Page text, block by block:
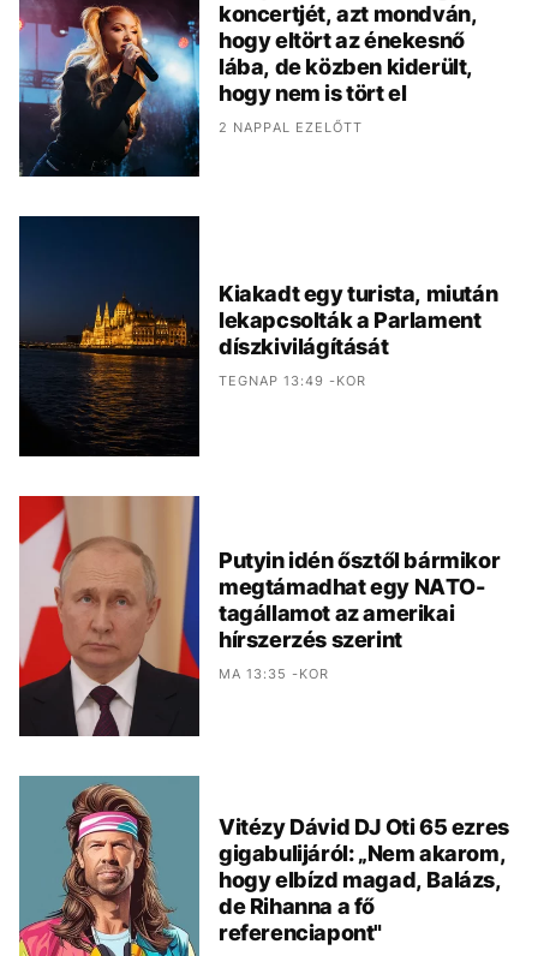
koncertjét, azt mondván,
hogy eltört az énekesnő
lába, de közben kiderült,
hogy nem is tört el
2 NAPPAL EZELŐTT
Kiakadt egy turista, miután
lekapcsolták a Parlament
díszkivilágítását
TEGNAP 13:49 -KOR
Putyin idén ősztől bármikor
megtámadhat egy NATO-
tagállamot az amerikai
hírszerzés szerint
MA 13:35 -KOR
Vitézy Dávid DJ Oti 65 ezres
gigabulijáról: „Nem akarom,
hogy elbízd magad, Balázs,
de Rihanna a fő
referenciapont"